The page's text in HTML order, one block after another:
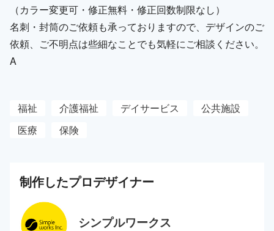
（カラー変更可・修正無料・修正回数制限なし）
名刺・封筒のご依頼も承っておりますので、デザインのご
依頼、ご不明点は些細なことでも気軽にご相談ください。
A
福祉 介護福祉 デイサービス
公共施設
医療
保険
制作したプロデザイナー
シンプルワークス